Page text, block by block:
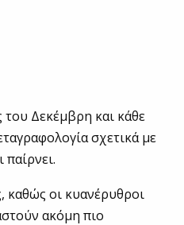
Δεκέμβρη και κάθε
σχετικά με
παίρνει.
καθώς οι κυανέρυθροι
ακόμη πιο